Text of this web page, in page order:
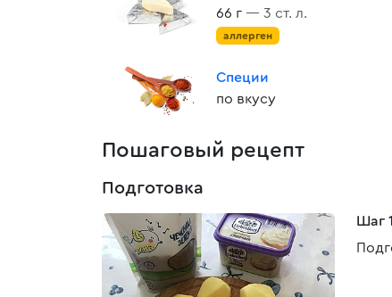
66 г — 3 ст. л.
аллерген
Специи
по вкусу
Пошаговый рецепт
Подготовка
Шаг 1